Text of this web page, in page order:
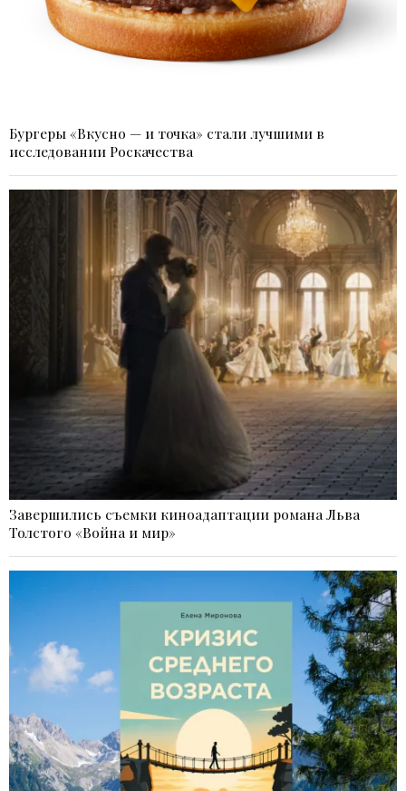
Бургеры «Вкусно — и точка» стали лучшими в
исследовании Роскачества
Завершились съемки киноадаптации романа Льва
Толстого «Война и мир»